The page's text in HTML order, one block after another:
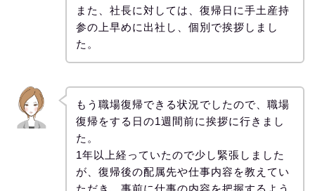
また、社長に対しては、復帰日に手土産持
参の上早めに出社し、個別で挨拶しまし
た。
もう職場復帰できる状況でしたので、職場
復帰をする日の1週間前に挨拶に行きまし
た。
1年以上経っていたので少し緊張しました
が、復帰後の配属先や仕事内容を教えてい